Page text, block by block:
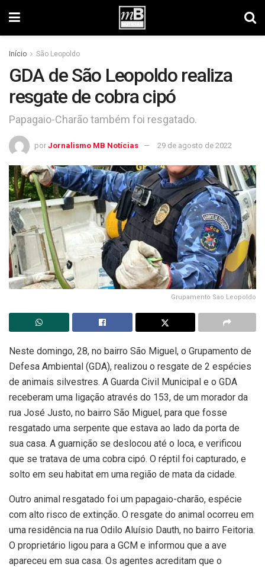
Início São Leopoldo
GDA de São Leopoldo realiza
resgate de cobra cipó
Papagaio-Charão também foi resgatado.
por Jornalismo MB Notícias 29 de agosto de 2022
Grupamento Sao Leopoldo
Neste domingo, 28, no bairro São Miguel, o Grupamento de
Defesa Ambiental (GDA), realizou o resgate de 2 espécies
de animais silvestres. A Guarda Civil Municipal e o GDA
receberam uma ligação através do 153, de um morador da
rua José Justo, no bairro São Miguel, para que fosse
resgatado uma serpente que estava ao lado da porta de
sua casa. A guarnição se deslocou até o loca, e verificou
que se tratava de uma cobra cipó. O réptil foi capturado, e
solto em seu habitat em uma região de mata da cidade.
Outro animal resgatado foi um papagaio-charão, espécie
com alto risco de extinção. O resgate do animal ocorreu em
uma residência na rua Odilo Aluísio Dauth, no bairro Feitoria.
O proprietário ligou para a GCM e informou que a ave
apareceu em sua casa. Os agentes acreditam que o